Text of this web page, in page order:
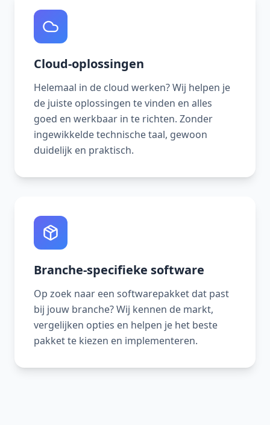
Cloud-oplossingen
Helemaal in de cloud werken? Wij helpen je
de juiste oplossingen te vinden en alles
goed en werkbaar in te richten. Zonder
ingewikkelde technische taal, gewoon
duidelijk en praktisch.
Branche-specifieke software
Op zoek naar een softwarepakket dat past
bij jouw branche? Wij kennen de markt,
vergelijken opties en helpen je het beste
pakket te kiezen en implementeren.